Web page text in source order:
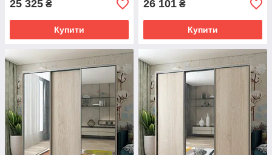
25 325 ₴
Купити
26 101 ₴
Купити